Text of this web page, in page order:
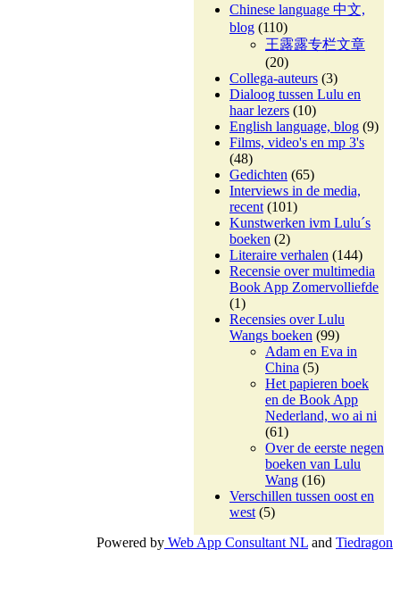
Chinese language 中文,
blog (110)
王露露专栏文章
(20)
Collega-auteurs (3)
Dialoog tussen Lulu en
haar lezers (10)
English language, blog (9)
Films, video's en mp 3's
(48)
Gedichten (65)
Interviews in de media,
recent (101)
Kunstwerken ivm Lulu´s
boeken (2)
Literaire verhalen (144)
Recensie over multimedia
Book App Zomervolliefde
(1)
Recensies over Lulu
Wangs boeken (99)
Adam en Eva in
China (5)
Het papieren boek
en de Book App
Nederland, wo ai ni
(61)
Over de eerste negen
boeken van Lulu
Wang (16)
Verschillen tussen oost en
west (5)
Powered by Web App Consultant NL and Tiedragon